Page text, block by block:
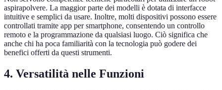
aspirapolvere. La maggior parte dei modelli è dotata di interfacce
intuitive e semplici da usare. Inoltre, molti dispositivi possono essere
controllati tramite app per smartphone, consentendo un controllo
remoto e la programmazione da qualsiasi luogo. Ciò significa che
anche chi ha poca familiarità con la tecnologia può godere dei
benefici offerti da questi strumenti.
4. Versatilità nelle Funzioni